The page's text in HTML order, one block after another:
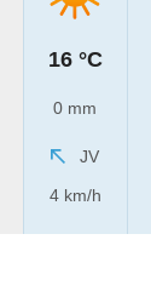
16 °C
0 mm
JV
4 km/h